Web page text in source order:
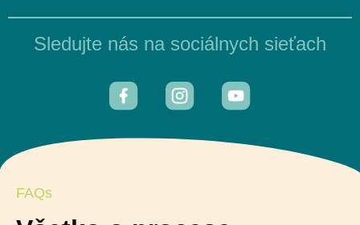
Sledujte nás na sociálnych sieťach
FAQs